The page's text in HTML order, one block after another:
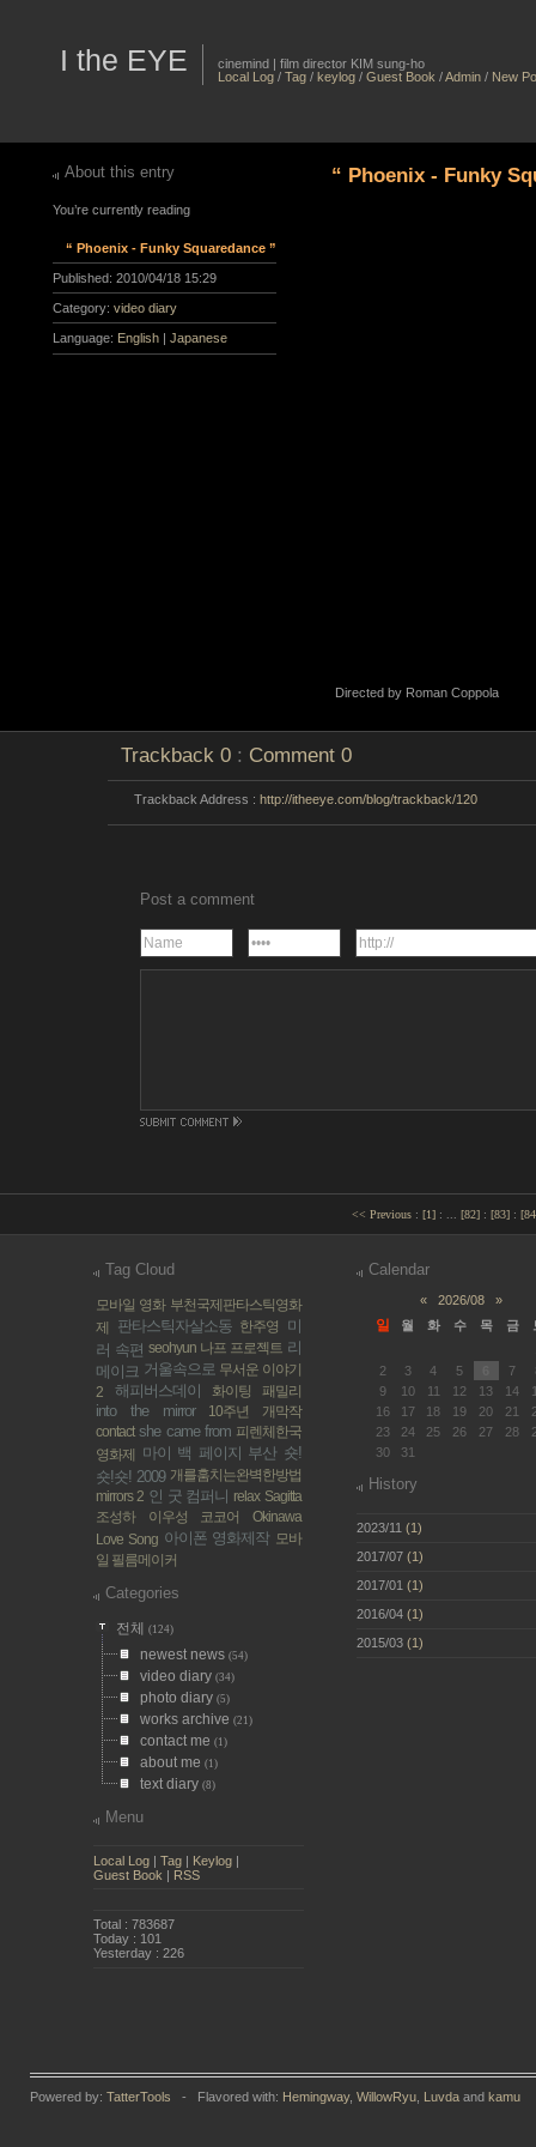
I the EYE
cinemind | film director KIM sung-ho
Local Log /Tag /keylog /Guest Book /Admin / New
“ Phoenix - Funky
Directed by Roman Coppola
About this entry
You’re currently reading
“ Phoenix - Funky Squaredance ”
Published: 2010/04/18 15:29
Category: video diary
Language: English |Japanese
Trackback 0 : Comment0
Trackback Address : http://itheeye.com/blog/trackback/120
Post a comment
<< Previous : [1] : [82] : [83] : [84
Tag Cloud
모바일 영화 부천국제판타스틱영화
제 판타스틱자살소동 한주영 미
러 속편 seohyun 나프 프로젝트 리
메이크 거울속으로 무서운 이야기
2 해피버스데이 화이팅 패밀리
into the mirror
10주년 개막작
contact she came from 피렌체한국
영화제 마이 백 페이지 부산 숏!
숏!숏! 2009 개를훔치는완벽한방법
mirrors 2 인 굿 컴퍼니 relax Sagitta
조성하
이우성 코코어 Okinawa
Love Song 아이폰 영화제작 모바
일 필름메이커
Categories
전체(124)
newest news(54)
video diary(34)
photo diary(5)
works archive(21)
contact me(1)
about me(1)
text diary(8)
Menu
Local Log |Tag | Keylog |
Guest Book | RSS
Total : 783687
Today : 101
Yesterday : 226
Calendar
« 2026/08 »
일 월 화 수 목 금
2
3 4 5 7
9
10 11 12 13 14
16
17 18 19 20 21
23
24 25 26 27 28
30
31
History
2023/11 (1)
2017/07 (1)
2017/01 (1)
2016/04 (1)
2015/03 (1)
Powered by: TatterTools - Flavored with: Hemingway, WillowRyu, Luvdaand kamu